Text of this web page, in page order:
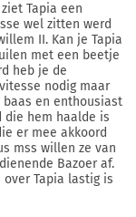
Tapia een
wel zitten werd
II. Kan je Tapia
met een beetje
heb je de
nodig maar
en enthousiast
die hem haalde is
er mee akkoord
mss willen ze van
Bazoer af.
over Tapia lastig is